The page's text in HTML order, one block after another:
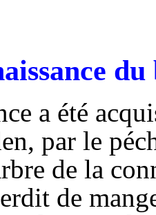
a été
par le
de la
de